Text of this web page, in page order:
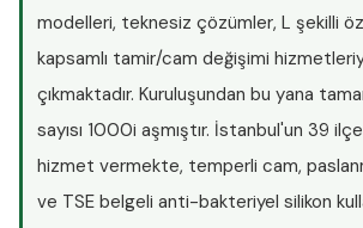
modelleri, teknesiz çözümler, L şekilli
kapsamlı tamir/cam değişimi
çıkmaktadır. Kuruluşundan bu yana
sayısı 1000i aşmıştır. İstanbul'un 39
hizmet vermekte, temperli cam,
ve TSE belgeli anti-bakteriyel silikon